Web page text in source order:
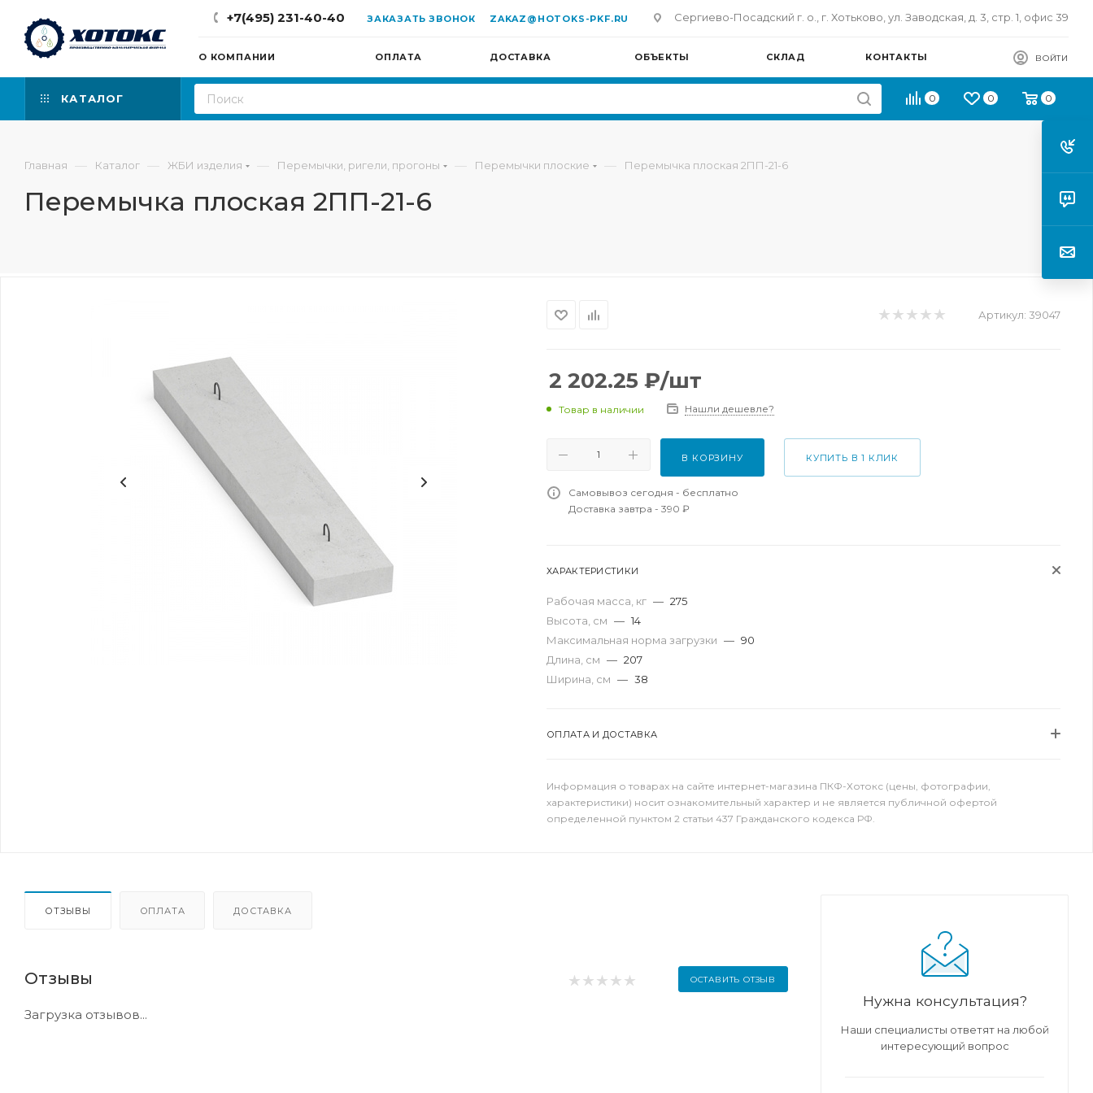
+7(495) 231-40-40 ЗАКАЗАТЬ ЗВОНОК ZAKAZ@HOTOKS-PKF.RU Сергиево-Посадский г. о., г. Хотьково, ул. Заводская, д. 3, стр. 1, офис 39
О КОМПАНИИ ОПЛАТА ДОСТАВКА ОБЪЕКТЫ СКЛАД КОНТАКТЫ ВОЙТИ
КАТАЛОГ 0 0 0
Главная — Каталог — ЖБИ изделия — Перемычки, ригели, прогоны — Перемычки плоские — Перемычка плоская 2ПП-21-6
Перемычка плоская 2ПП-21-6
Артикул: 39047
2 202.25 ₽/шт
Товар в наличии Нашли дешевле?
В КОРЗИНУ КУПИТЬ В 1 КЛИК
Самовывоз сегодня - бесплатно
Доставка завтра - 390 ₽
ХАРАКТЕРИСТИКИ
Рабочая масса, кг — 275
Высота, см — 14
Максимальная норма загрузки — 90
Длина, см — 207
Ширина, см — 38
ОПЛАТА И ДОСТАВКА
Информация о товарах на сайте интернет-магазина ПКФ-Хотокс (цены, фотографии,
характеристики) носит ознакомительный характер и не является публичной офертой
определенной пунктом 2 статьи 437 Гражданского кодекса РФ.
ОТЗЫВЫ ОПЛАТА ДОСТАВКА
Отзывы ОСТАВИТЬ ОТЗЫВ
Загрузка отзывов...
Нужна консультация?
Наши специалисты ответят на любой
интересующий вопрос